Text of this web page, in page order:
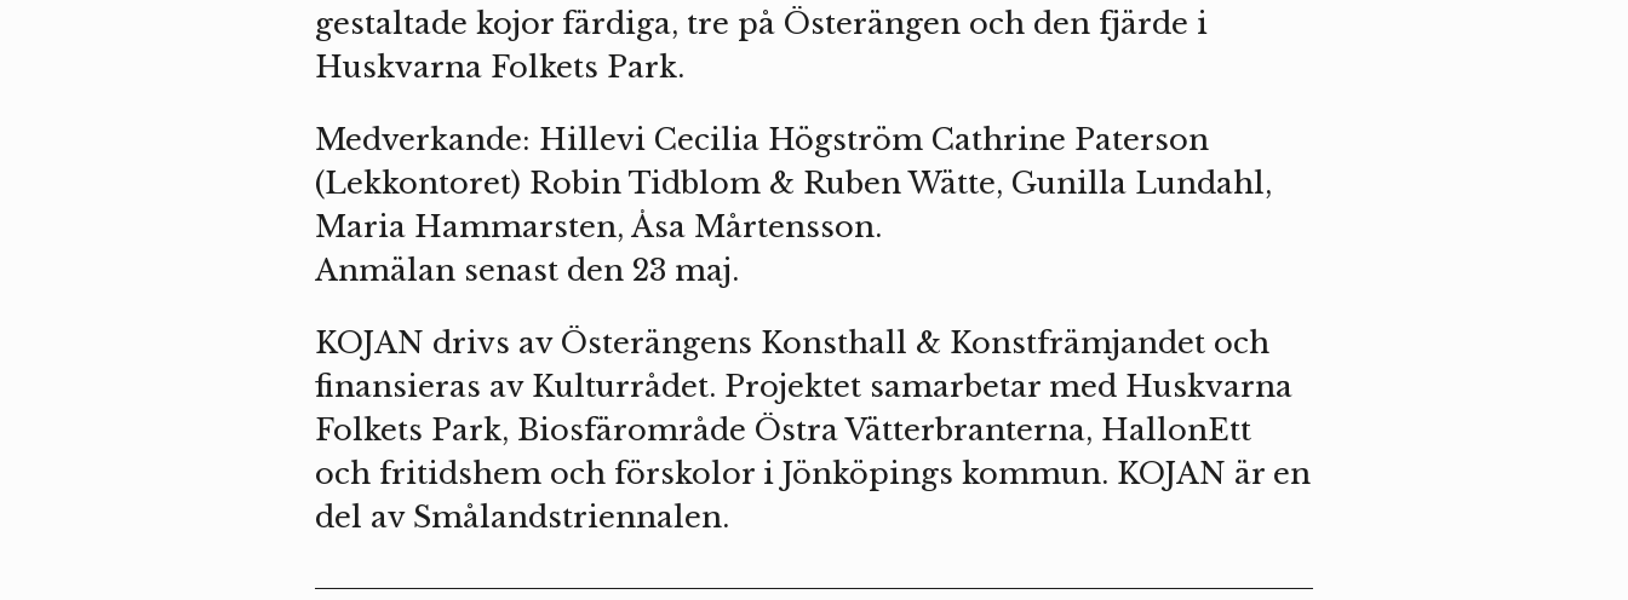
gestaltade kojor färdiga, tre på Österängen och den fjärde i
Huskvarna Folkets Park.
Medverkande: Hillevi Cecilia Högström Cathrine Paterson
(Lekkontoret) Robin Tidblom & Ruben Wätte, Gunilla Lundahl,
Maria Hammarsten, Åsa Mårtensson.
Anmälan senast den 23 maj.
KOJAN drivs av Österängens Konsthall & Konstfrämjandet och
finansieras av Kulturrådet. Projektet samarbetar med Huskvarna
Folkets Park, Biosfärområde Östra Vätterbranterna, HallonEtt
och fritidshem och förskolor i Jönköpings kommun. KOJAN är en
del av Smålandstriennalen.